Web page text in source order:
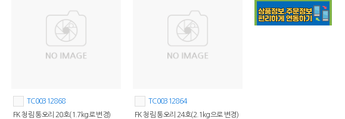
TC00312868
FK 청림 통오리 20호(1.7kg로 변경)
TC00312864
FK 청림 통오리 24호(2.1kg으로 변경)